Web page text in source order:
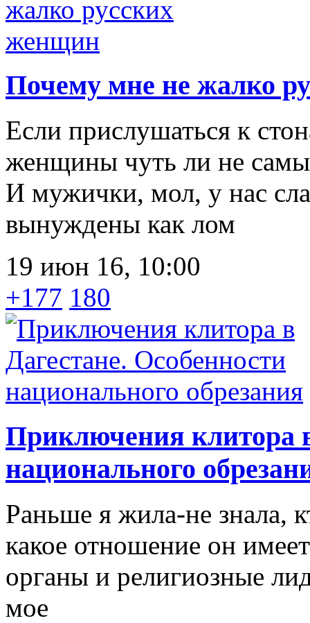
Почему мне не жалко
Если прислушаться к
женщины чуть ли не
И мужички, мол, у нас
вынуждены как лом
19 июн 16, 10:00
+177 180
Приключения клитора
национального
Раньше я жила-не знала,
какое отношение он
органы и религиозные
мое